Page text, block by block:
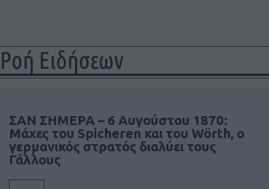
Ροή Ειδήσεων
ΣΑΝ ΣΗΜΕΡΑ – 6 Αυγούστου 1870:
Μάχες του Spicheren και του Wörth, ο
γερμανικός στρατός διαλύει τους
Γάλλους